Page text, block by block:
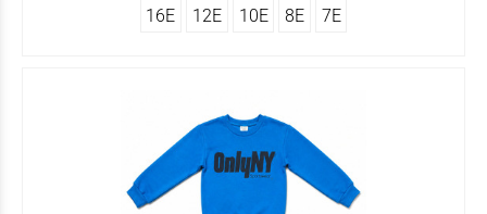
16Ε 12Ε 10Ε 8Ε 7Ε